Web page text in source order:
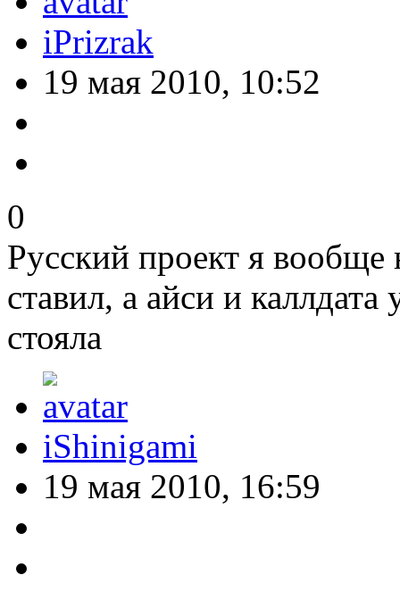
iPrizrak
19 мая 2010, 10:52
0
Русский проект я вообще
ставил, а айси и
стояла
iShinigami
19 мая 2010, 16:59